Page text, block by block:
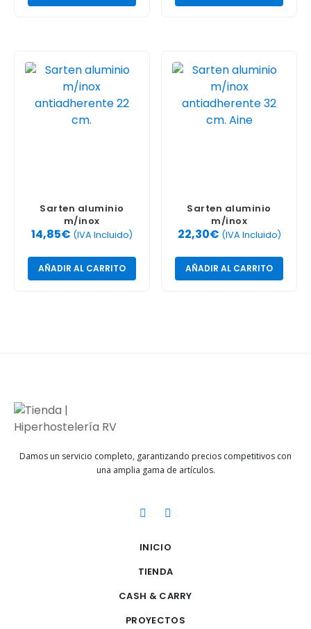
Sarten aluminio
m/inox
antiadherente 22 cm.
14,85€ (IVA Incluido)
AÑADIR AL CARRITO
Sarten aluminio
m/inox
antiadherente 32 cm.
22,30€ (IVA Incluido)
AÑADIR AL CARRITO
Damos un servicio completo, garantizando precios competitivos con
una amplia gama de artículos.
INICIO
TIENDA
CASH & CARRY
PROYECTOS